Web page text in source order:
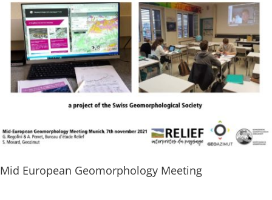
Mid European Geomorphology Meeting